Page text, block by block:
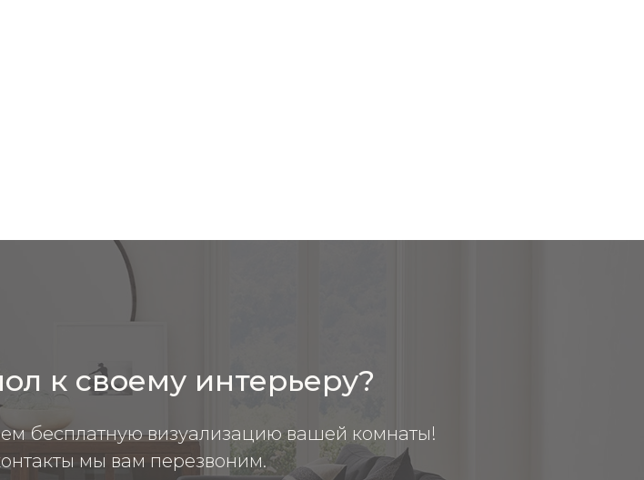
к своему интерьеру?
бесплатную визуализацию вашей комнаты!
мы вам перезвоним.